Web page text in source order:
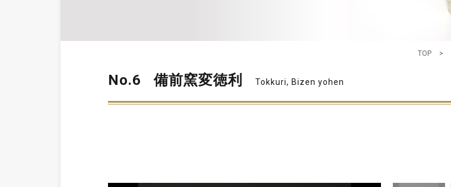
TOP >
No.6 備前窯変徳利 Tokkuri, Bizen yohen